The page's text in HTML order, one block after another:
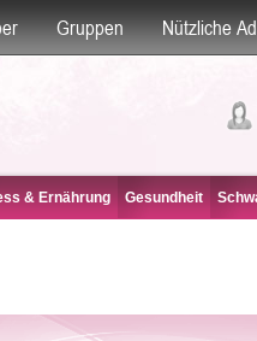
Gruppen Nützliche
& Ernährung Gesundheit